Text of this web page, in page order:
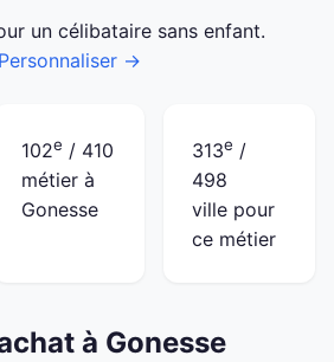
un célibataire sans enfant.
Personnaliser →
102e / 410
métier à
Gonesse
313e /
498
ville pour
ce métier
à Gonesse